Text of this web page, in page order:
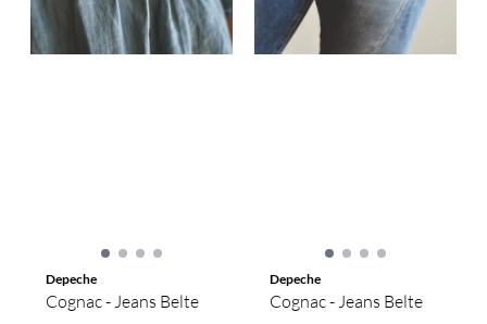
Depeche
Cognac - Jeans Belte
Depeche
Cognac - Jeans Belte